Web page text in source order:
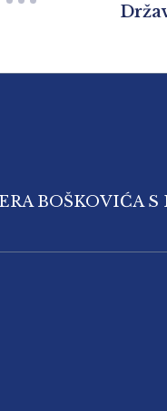
BOŠKOVIĆA S